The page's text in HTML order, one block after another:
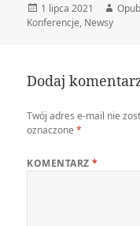
Data
publikacji
1 lipca 2021 Autor
Konferencje, Newsy
Dodaj
Twój adres e-mail nie
oznaczone*
KOMENTARZ*